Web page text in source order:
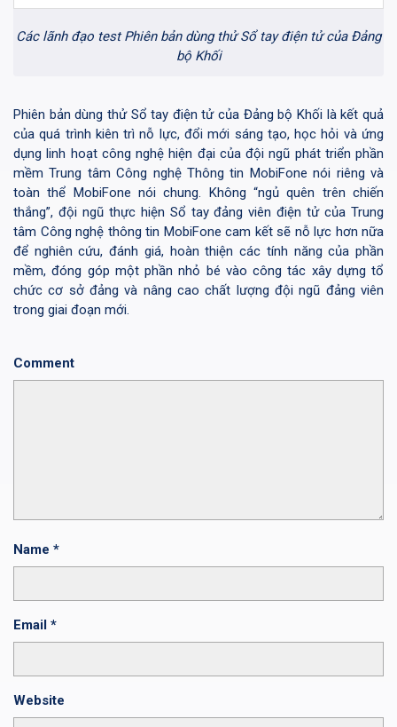
Các lãnh đạo test Phiên bản dùng thử Sổ tay điện tử của Đảng
bộ Khối
Phiên bản dùng thử Sổ tay điện tử của Đảng bộ Khối là kết quả
của quá trình kiên trì nỗ lực, đổi mới sáng tạo, học hỏi và ứng
dụng linh hoạt công nghệ hiện đại của đội ngũ phát triển phần
mềm Trung tâm Công nghệ Thông tin MobiFone nói riêng và
toàn thể MobiFone nói chung. Không “ngủ quên trên chiến
thắng”, đội ngũ thực hiện Sổ tay đảng viên điện tử của Trung
tâm Công nghệ thông tin MobiFone cam kết sẽ nỗ lực hơn nữa
để nghiên cứu, đánh giá, hoàn thiện các tính năng của phần
mềm, đóng góp một phần nhỏ bé vào công tác xây dựng tổ
chức cơ sở đảng và nâng cao chất lượng đội ngũ đảng viên
trong giai đoạn mới.
Comment
Name *
Email *
Website